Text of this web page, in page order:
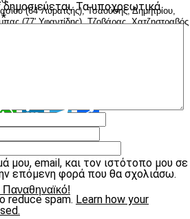
(64′ Λυρατζής), Τσαούσης, Δημητρίου,
(77′ Υφαντίδης), Τζοβάρας, Χατζηστραβός
(90’+3′ Γαϊτανίδης).
Ασλάνι, Ιγκμπινόμπα, Λώλος,
Μοιρασγέντης, Ζαραφέτας, Τριμμάτης,
(80′ Παναγιωτίδης).
WhatsApp
LinkedIn
Telegram
Τα υποχρεωτικά
*
μου, email, και τον ιστότοπο μου σε
επόμενη φορά που θα σχολιάσω.
reduce spam. Learn how your